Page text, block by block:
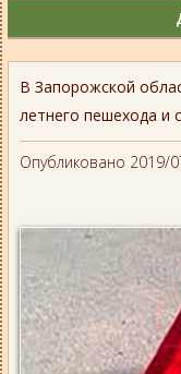
В Запорожской
летнего пешехода и
Опубликовано 2019/